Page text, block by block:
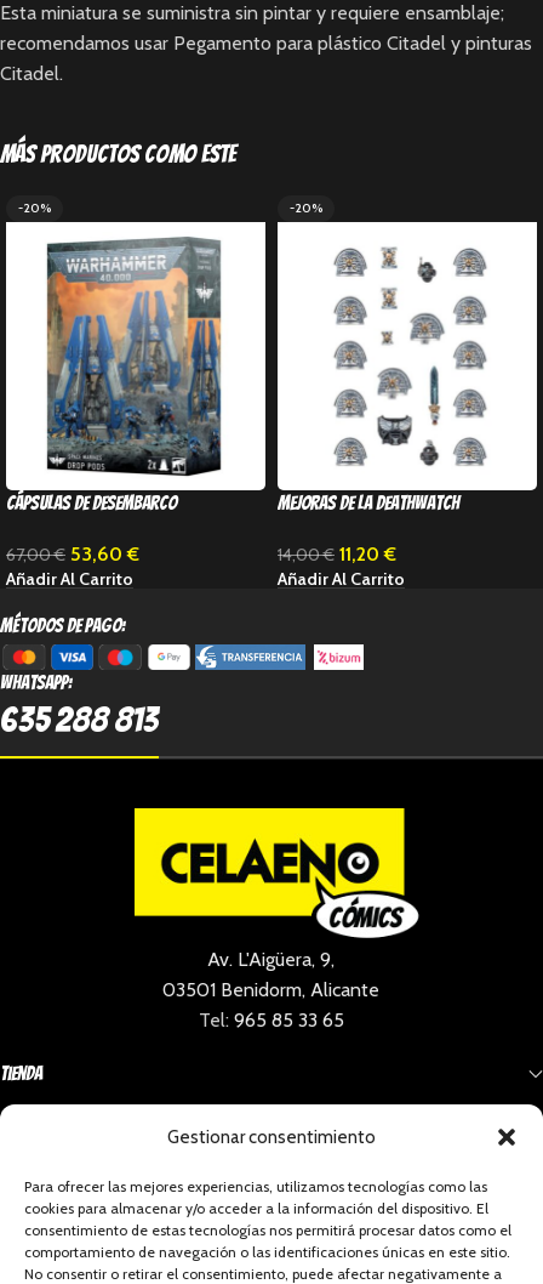
Gestionar consentimiento
Para ofrecer las mejores experiencias, utilizamos tecnologías como las
cookies para almacenar y/o acceder a la información del dispositivo. El
consentimiento de estas tecnologías nos permitirá procesar datos como el
comportamiento de navegación o las identificaciones únicas en este sitio.
No consentir o retirar el consentimiento, puede afectar negativamente a
Esta miniatura se suministra sin pintar y requiere ensamblaje;
recomendamos usar Pegamento para plástico Citadel y pinturas
Citadel.
Más productos como este
-20%
Cápsulas de Desembarco
67,00€ 53,60€
Añadir Al Carrito
-20%
Mejoras de la deathwatch
14,00€ 11,20€
Añadir Al Carrito
métodos de pago:
Whatsapp:
635 288 813
Av. L'Aigüera, 9,
03501 Benidorm, Alicante
Tel: 965 85 33 65
Tienda
Social